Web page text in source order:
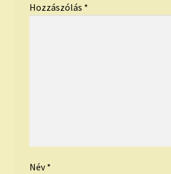
Hozzászólás *
Név*